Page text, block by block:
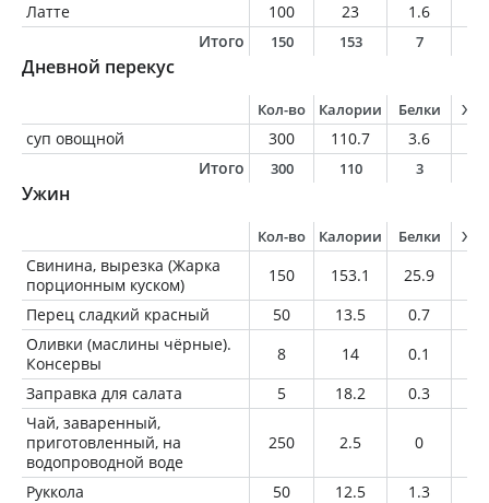
Латте 100 23 1.6
Итого
150 153 7
Дневной перекус
Кол-во Калории Белки
суп овощной 300 110.7 3.6
Итого
300 110 3
Ужин
Кол-во Калории Белки
Свинина, вырезка (Жарка
порционным куском)
150 153.1 25.9
Перец сладкий красный
50 13.5 0.7
Оливки (маслины чёрные).
Консервы
8 14 0.1
Заправка для салата
5 18.2 0.3
Чай, заваренный,
приготовленный, на
водопроводной воде
250 2.5 0
Руккола 50 12.5 1.3